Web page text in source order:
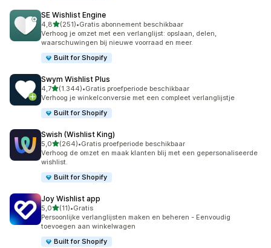
SE Wishlist Engine
4,8van 5 sterren
(251)
251 recensies in totaal
•Gratis abonnement beschikbaar
Verhoog je omzet met een verlanglijst: opslaan, delen,
waarschuwingen bij nieuwe voorraad en meer.
Built for Shopify
Swym Wishlist Plus
4,7van 5 sterren
(1.344)
1344 recensies in totaal
•Gratis proefperiode beschikbaar
Verhoog je winkelconversie met een compleet verlanglijstje
Built for Shopify
Swish (Wishlist King)
5,0van 5 sterren
(264)
264 recensies in totaal
•Gratis proefperiode beschikbaar
Verhoog de omzet en maak klanten blij met een gepersonaliseerde
wishlist.
Built for Shopify
Joy Wishlist app
5,0van 5 sterren
(11)
11 recensies in totaal
•Gratis
Persoonlijke verlanglijsten maken en beheren - Eenvoudig
toevoegen aan winkelwagen
Built for Shopify